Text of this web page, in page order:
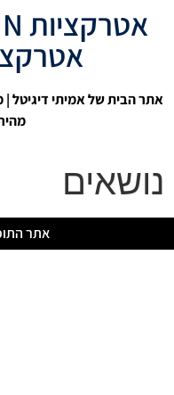
אתר הבית של אמיתי דיגיטל|
נושאים
אתר